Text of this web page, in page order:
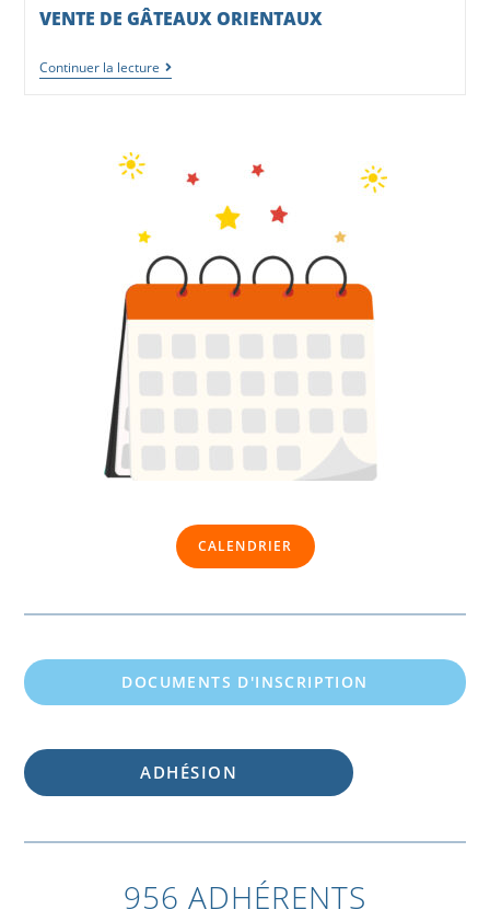
VENTE DE GÂTEAUX ORIENTAUX
Continuer la lecture
CALENDRIER
DOCUMENTS D'INSCRIPTION
ADHÉSION
956 ADHÉRENTS